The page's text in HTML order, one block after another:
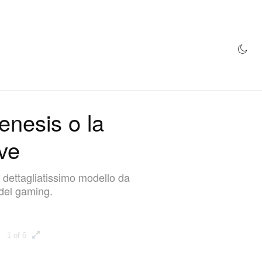
o la
modello da
gaming.
1 of 6